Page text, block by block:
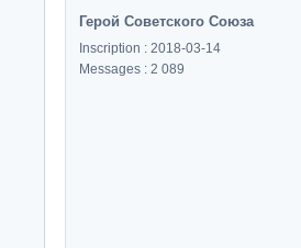
Герой Советского Союза
Inscription : 2018-03-14
Messages : 2 089